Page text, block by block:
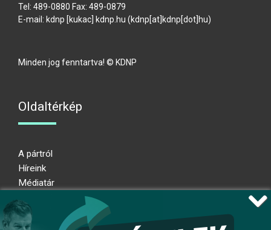
Tel: 489-0880 Fax: 489-0879
E-mail: kdnp [kukac] kdnp hu (kdnp[at]kdnp[dot]hu)
Minden jog fenntartva! © KDNP
Oldaltérkép
A pártról
Híreink
Médiatár
Adatkezelési nyilatkozat
Átláthatósági nyilatkozat